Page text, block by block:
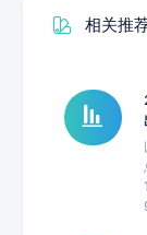
相关推